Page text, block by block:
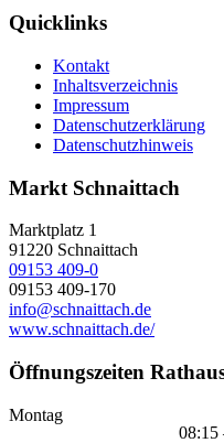
Quicklinks
Kontakt
Inhaltsverzeichnis
Impressum
Datenschutzerklärung
Datenschutzhinweis
Markt Schnaittach
Marktplatz 1
91220 Schnaittach
09153 409-0
09153 409-170
info@schnaittach.de
www.schnaittach.de/
Öffnungszeiten
Montag
08:15